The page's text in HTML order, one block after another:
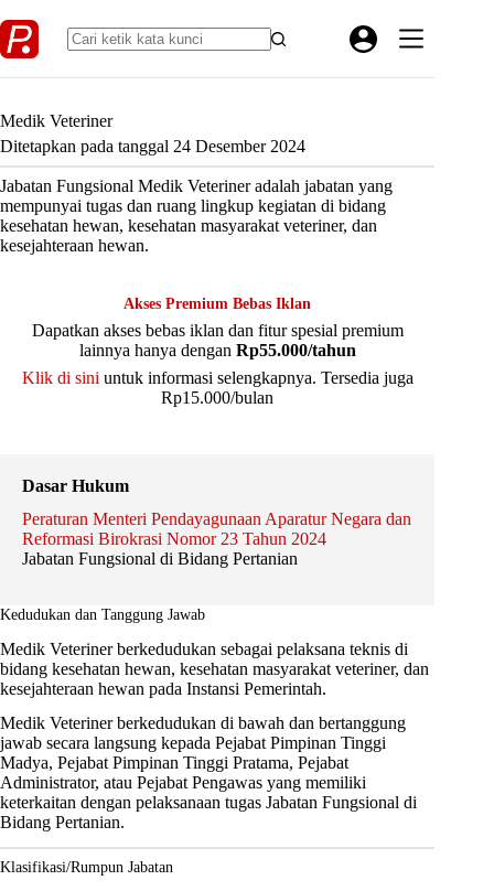
to
content
Medik Veteriner
Ditetapkan pada tanggal 24 Desember 2024
Jabatan Fungsional Medik Veteriner adalah jabatan yang
mempunyai tugas dan ruang lingkup kegiatan di bidang
kesehatan hewan, kesehatan masyarakat veteriner, dan
kesejahteraan hewan.
Akses Premium Bebas Iklan
Dapatkan akses bebas iklan dan fitur spesial premium
lainnya hanya dengan Rp55.000/tahun
Klik di sini untuk informasi selengkapnya. Tersedia juga
Rp15.000/bulan
Dasar Hukum
Peraturan Menteri Pendayagunaan Aparatur Negara dan
Reformasi Birokrasi Nomor 23 Tahun 2024
Jabatan Fungsional di Bidang Pertanian
Kedudukan dan Tanggung Jawab
Medik Veteriner berkedudukan sebagai pelaksana teknis di
bidang kesehatan hewan, kesehatan masyarakat veteriner, dan
kesejahteraan hewan pada Instansi Pemerintah.
Medik Veteriner berkedudukan di bawah dan bertanggung
jawab secara langsung kepada Pejabat Pimpinan Tinggi
Madya, Pejabat Pimpinan Tinggi Pratama, Pejabat
Administrator, atau Pejabat Pengawas yang memiliki
keterkaitan dengan pelaksanaan tugas Jabatan Fungsional di
Bidang Pertanian.
Klasifikasi/Rumpun Jabatan